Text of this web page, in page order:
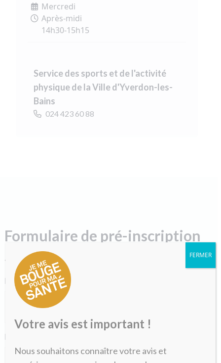
Mercredi
Après-midi
14h30-15h15
Service des sports et de l'activité
physique de la Ville d'Yverdon-les-
Bains
024 423 60 88
Formulaire de pré-inscription
«
» indique les champs nécessaires
Nom*
Prénom
Votre avis est important !
Nous souhaitons connaître votre avis et
FERMER